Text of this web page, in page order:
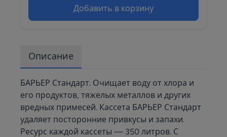
Добавить в корзину
Описание
БАРЬЕР Стандарт. Очищает воду от хлора и
его продуктов, тяжелых металлов и других
вредных примесей. Кассета БАРЬЕР Стандарт
удаляет посторонние привкусы и запахи.
Ресурс каждой кассеты — 350 литров. С